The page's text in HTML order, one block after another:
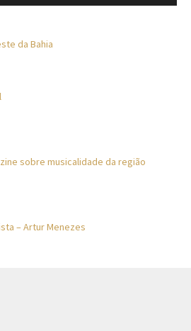
da Bahia
sobre musicalidade da região
– Artur Menezes